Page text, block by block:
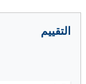
التقييم